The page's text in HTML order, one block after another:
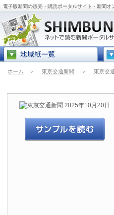
電子版新聞の販売・購読ポータルサイト - 新聞オ
ホーム ＞ 東京交通新聞 ＞ 東京交